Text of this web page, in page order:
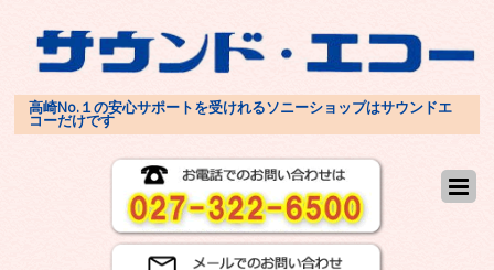
高崎No.１の安心サポートを受けれるソニーショップはサウンドエ
コーだけです